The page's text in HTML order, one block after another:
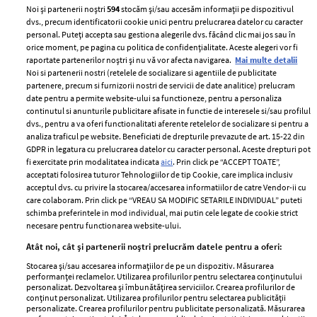
ELLE Style Awards
2024
Despre ELLE
Romania
Contact
Abonamente
Termeni si conditii
Politica de
confidențialitate
Politica de cookies
Publicitate
GSP
Unica
Baby
femei
Viva
Avantaje
Noi și partenerii noștri594stocăm și/sau accesăm informații pe dispozitivul
dvs., precum identificatorii cookie unici pentru prelucrarea datelor cu caracter
personal. Puteți accepta sau gestiona alegerile dvs. făcând clic mai jos sau în
orice moment, pe pagina cu politica de confidențialitate. Aceste alegeri vor fi
raportate partenerilor noștri și nu vă vor afecta navigarea. Mai multe detalii
Noi si partenerii nostri (retelele de socializare si agentiile de publicitate
partenere, precum si furnizorii nostri de servicii de date analitice) prelucram
date pentru a permite website-ului sa functioneze, pentru a personaliza
continutul si anunturile publicitare afisate in functie de interesele si/sau profilul
dvs., pentru a va oferi functionalitati aferente retelelor de socializare si pentru a
analiza traficul pe website. Beneficiati de drepturile prevazute de art. 15-22 din
GDPR in legatura cu prelucrarea datelor cu caracter personal. Aceste drepturi pot
fi exercitate prin modalitatea indicataaici. Prin click pe “ACCEPT TOATE”,
acceptati folosirea tuturor Tehnologiilor de tip Cookie, care implica inclusiv
acceptul dvs. cu privire la stocarea/accesarea informatiilor de catre Vendor-ii cu
care colaboram. Prin click pe “VREAU SA MODIFIC SETARILE INDIVIDUAL” puteti
schimba preferintele in mod individual, mai putin cele legate de cookie strict
necesare pentru functionarea website-ului.
Atât noi, cât și partenerii noștri prelucrăm datele pentru a oferi:
Stocarea și/sau accesarea informațiilor de pe un dispozitiv. Măsurarea
performanței reclamelor. Utilizarea profilurilor pentru selectarea conținutului
personalizat. Dezvoltarea și îmbunătățirea serviciilor. Crearea profilurilor de
conținut personalizat. Utilizarea profilurilor pentru selectarea publicității
personalizate. Crearea profilurilor pentru publicitate personalizată. Măsurarea